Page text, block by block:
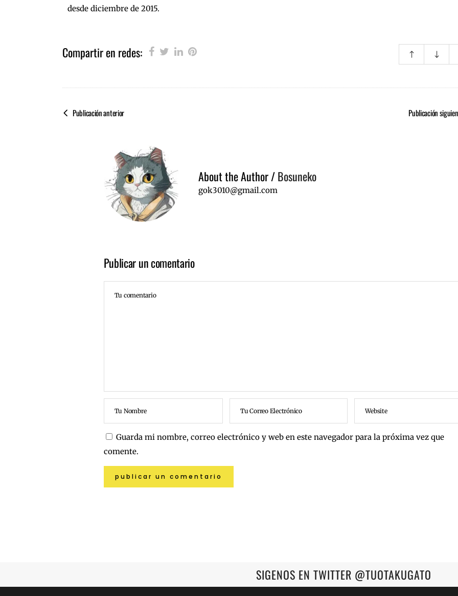
desde diciembre de 2015.
Compartir en redes:
Publicación anterior Publicación
About the Author/Bosuneko
gok3010@gmail.com
Publicar un comentario
Guarda mi nombre, correo electrónico y web en este navegador para la próxima vez que
comente.
SIGENOS EN TWITTER @TUOTAKUGATO